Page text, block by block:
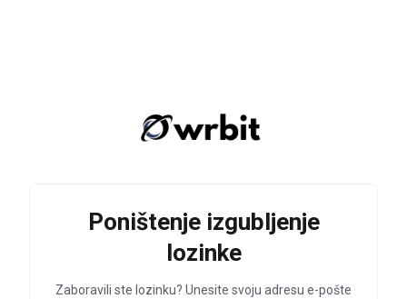
Poništenje izgubljenje
lozinke
Zaboravili ste lozinku? Unesite svoju adresu e-pošte